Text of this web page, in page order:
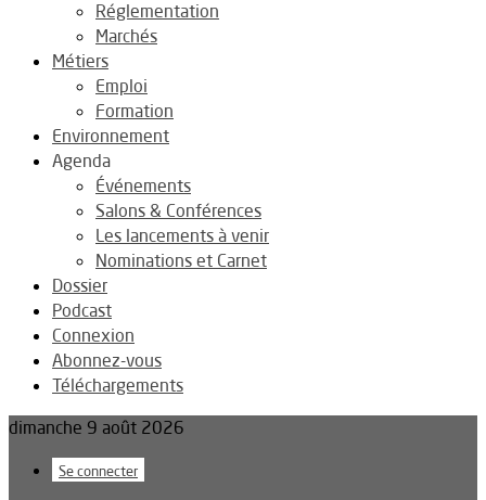
Réglementation
Marchés
Métiers
Emploi
Formation
Environnement
Agenda
Événements
Salons & Conférences
Les lancements à venir
Nominations et Carnet
Dossier
Podcast
Connexion
Abonnez-vous
Téléchargements
dimanche 9 août 2026
Se connecter